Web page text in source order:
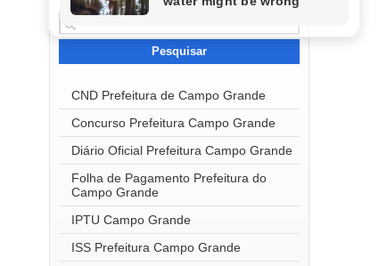
Pesquisar
por:
CND Prefeitura de Campo Grande
Concurso Prefeitura Campo Grande
Diário Oficial Prefeitura Campo Grande
Folha de Pagamento Prefeitura do
Campo Grande
IPTU Campo Grande
ISS Prefeitura Campo Grande